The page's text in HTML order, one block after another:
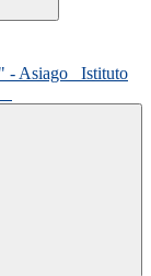
Istituto